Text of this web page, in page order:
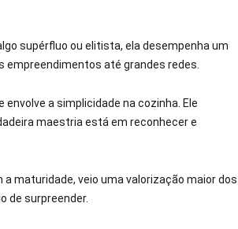
supérfluo ou elitista, ela desempenha um
empreendimentos até grandes redes.
a simplicidade na cozinha. Ele
maestria está em reconhecer e
maturidade, veio uma valorização maior dos
de surpreender.